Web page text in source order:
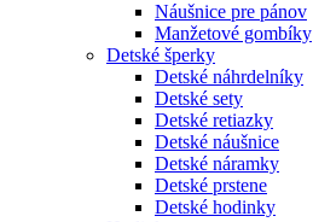
Náušnice pre pánov
Manžetové gombíky
Detské šperky
Detské náhrdelníky
Detské sety
Detské retiazky
Detské náušnice
Detské náramky
Detské prstene
Detské hodinky